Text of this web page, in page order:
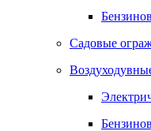
Садовые